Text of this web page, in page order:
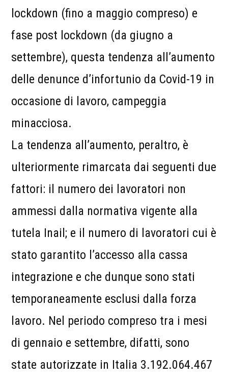
lockdown (fino a maggio compreso) e
fase post lockdown (da giugno a
settembre), questa tendenza all’aumento
delle denunce d’infortunio da Covid-19 in
occasione di lavoro, campeggia
minacciosa.
La tendenza all’aumento, peraltro, è
ulteriormente rimarcata dai seguenti due
fattori: il numero dei lavoratori non
ammessi dalla normativa vigente alla
tutela Inail; e il numero di lavoratori cui è
stato garantito l’accesso alla cassa
integrazione e che dunque sono stati
temporaneamente esclusi dalla forza
lavoro. Nel periodo compreso tra i mesi
di gennaio e settembre, difatti, sono
state autorizzate in Italia 3.192.064.467